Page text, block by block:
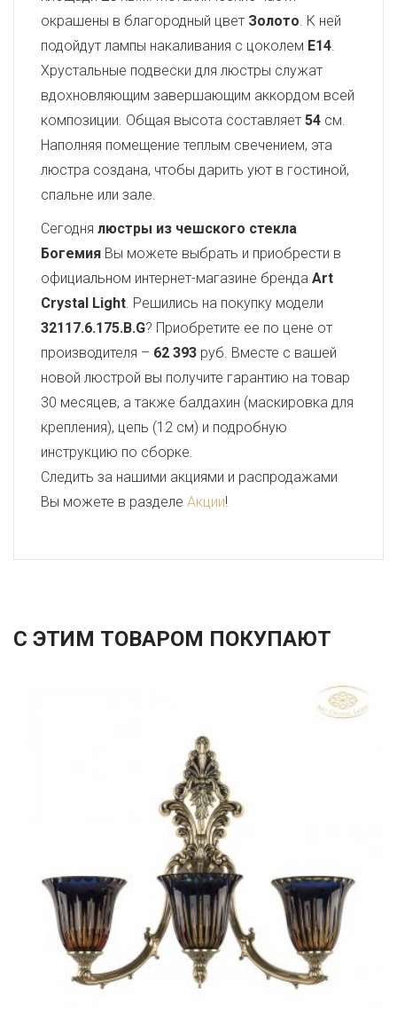
окрашены в благородный цвет Золото. К ней
подойдут лампы накаливания с цоколем E14.
Хрустальные подвески для люстры служат
вдохновляющим завершающим аккордом всей
композиции. Общая высота составляет 54 см.
Наполняя помещение теплым свечением, эта
люстра создана, чтобы дарить уют в гостиной,
спальне или зале.
Сегодня люстры из чешского стекла
Богемия Вы можете выбрать и приобрести в
официальном интернет-магазине бренда Art
Crystal Light. Решились на покупку модели
32117.6.175.B.G? Приобретите ее по цене от
производителя – 62 393 руб. Вместе с вашей
новой люстрой вы получите гарантию на товар
30 месяцев, а также балдахин (маскировка для
крепления), цепь (12 см) и подробную
инструкцию по сборке.
Следить за нашими акциями и распродажами
Вы можете в разделе Акции!
С ЭТИМ ТОВАРОМ ПОКУПАЮТ